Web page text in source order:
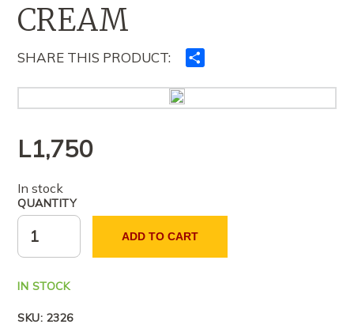
CREAM
SHARE THIS PRODUCT:
tjerët
L1,750
In stock
QUANTITY
ADD TO CART
IN STOCK
SKU: 2326